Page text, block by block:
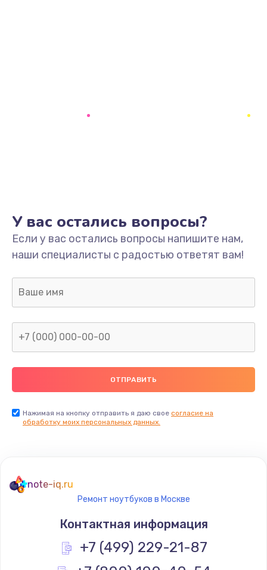
У вас остались вопросы?
Если у вас остались вопросы напишите нам,
наши специалисты с радостью ответят вам!
Нажимая на кнопку отправить я даю свое согласие на
обработку моих персональных данных.
note-iq.ru
Ремонт ноутбуков в Москве
Контактная информация
+7 (499) 229-21-87